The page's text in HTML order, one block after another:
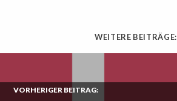
WEITERE BEITRÄGE:
VORHERIGER BEITRAG: